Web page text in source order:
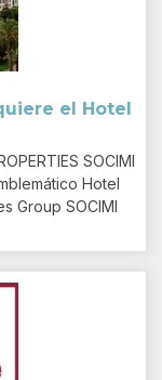
el Hotel
SOCIMI
Hotel
Group SOCIMI